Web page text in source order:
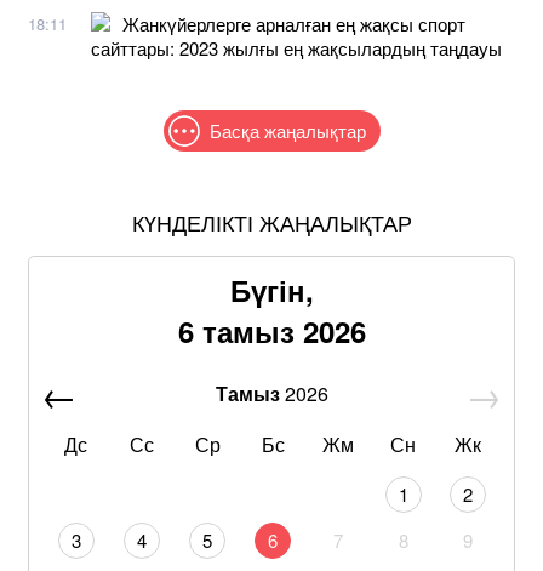
18:11
Жанкүйерлерге арналған ең жақсы спорт
сайттары: 2023 жылғы ең жақсылардың таңдауы
Басқа жаңалықтар
КҮНДЕЛІКТІ ЖАҢАЛЫҚТАР
Бүгін,
6 тамыз 2026
Тамыз2026
Дс
Сс Ср Бс Жм Сн Жк
1
2
3
4 5 6 7 8
9